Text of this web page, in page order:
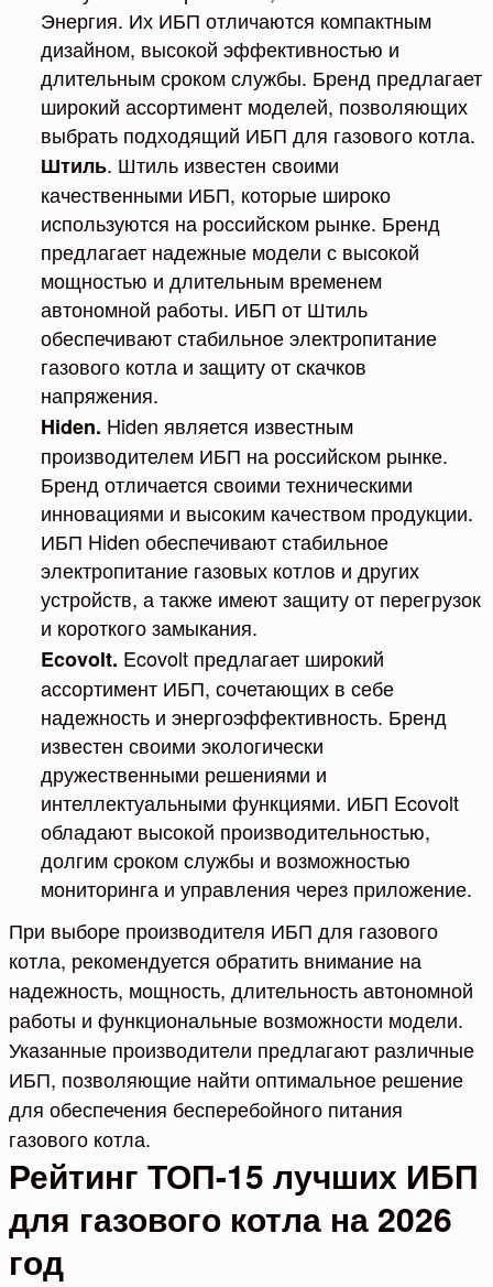
Энергия. Их ИБП отличаются компактным
дизайном, высокой эффективностью и
длительным сроком службы. Бренд предлагает
широкий ассортимент моделей, позволяющих
выбрать подходящий ИБП для газового котла.
Штиль. Штиль известен своими
качественными ИБП, которые широко
используются на российском рынке. Бренд
предлагает надежные модели с высокой
мощностью и длительным временем
автономной работы. ИБП от Штиль
обеспечивают стабильное электропитание
газового котла и защиту от скачков
напряжения.
Hiden. Hiden является известным
производителем ИБП на российском рынке.
Бренд отличается своими техническими
инновациями и высоким качеством продукции.
ИБП Hiden обеспечивают стабильное
электропитание газовых котлов и других
устройств, а также имеют защиту от перегрузок
и короткого замыкания.
Ecovolt. Ecovolt предлагает широкий
ассортимент ИБП, сочетающих в себе
надежность и энергоэффективность. Бренд
известен своими экологически
дружественными решениями и
интеллектуальными функциями. ИБП Ecovolt
обладают высокой производительностью,
долгим сроком службы и возможностью
мониторинга и управления через приложение.
При выборе производителя ИБП для газового
котла, рекомендуется обратить внимание на
надежность, мощность, длительность автономной
работы и функциональные возможности модели.
Указанные производители предлагают различные
ИБП, позволяющие найти оптимальное решение
для обеспечения бесперебойного питания
газового котла.
Рейтинг ТОП-15 лучших ИБП
для газового котла на 2026
год